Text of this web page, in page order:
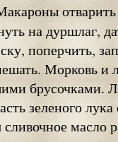
на дуршлаг,
поперчить,
Морковь и
брусочками.
зеленого
масло